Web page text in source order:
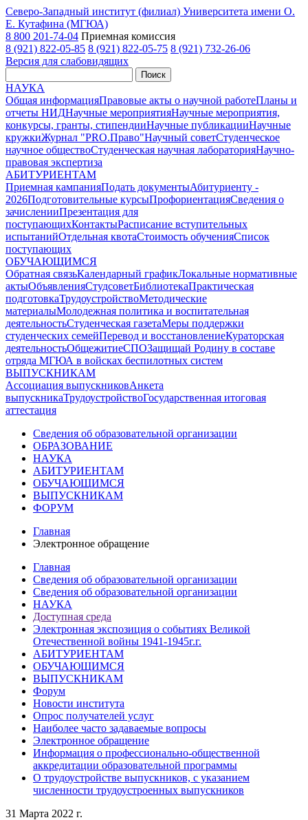
Северо-Западный институт (филиал) Университета имени О.
Е. Кутафина (МГЮА)
8 800 201-74-04 Приемная комиссия
8 (921) 822-05-85 8 (921) 822-05-75 8 (921) 732-26-06
Версия для слабовидящих
Поиск
НАУКА
Общая информацияПравовые акты о научной работеПланы и
отчеты НИДНаучные мероприятияНаучные мероприятия,
конкурсы, гранты, стипендииНаучные публикацииНаучные
кружкиЖурнал "PRO.Право"Научный советСтуденческое
научное обществоСтуденческая научная лабораторияНаучно-
правовая экспертиза
АБИТУРИЕНТАМ
Приемная кампанияПодать документыАбитуриенту -
2026Подготовительные курсыПрофориентацияСведения о
зачисленииПрезентация для
поступающихКонтактыРасписание вступительных
испытанийОтдельная квотаСтоимость обученияCписок
поступающих
ОБУЧАЮЩИМСЯ
Обратная связьКалендарный графикЛокальные нормативные
актыОбъявленияСтудсоветБиблиотекаПрактическая
подготовкаТрудоустройствоМетодические
материалыМолодежная политика и воспитательная
деятельностьСтуденческая газетаМеры поддержки
студенческих семейПеревод и восстановлениеКураторская
деятельностьОбщежитиеСПОЗащищай Родину в составе
отряда МГЮА в войсках беспилотных систем
ВЫПУСКНИКАМ
Ассоциация выпускниковАнкета
выпускникаТрудоустройствоГосударственная итоговая
аттестация
Сведения об образовательной организации
ОБРАЗОВАНИЕ
НАУКА
АБИТУРИЕНТАМ
ОБУЧАЮЩИМСЯ
ВЫПУСКНИКАМ
ФОРУМ
Главная
Электронное обращение
Главная
Сведения об образовательной организации
Сведения об образовательной организации
НАУКА
Доступная среда
Электронная экспозиция о событиях Великой
Отечественной войны 1941-1945г.г.
АБИТУРИЕНТАМ
ОБУЧАЮЩИМСЯ
ВЫПУСКНИКАМ
Форум
Новости института
Опрос получателей услуг
Наиболее часто задаваемые вопросы
Электронное обращение
Информация о профессионально-общественной
аккредитации образовательной программы
О трудоустройстве выпускников, с указанием
численности трудоустроенных выпускников
31 Марта 2022 г.